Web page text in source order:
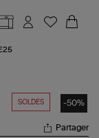
SOLDES -50%
Partager